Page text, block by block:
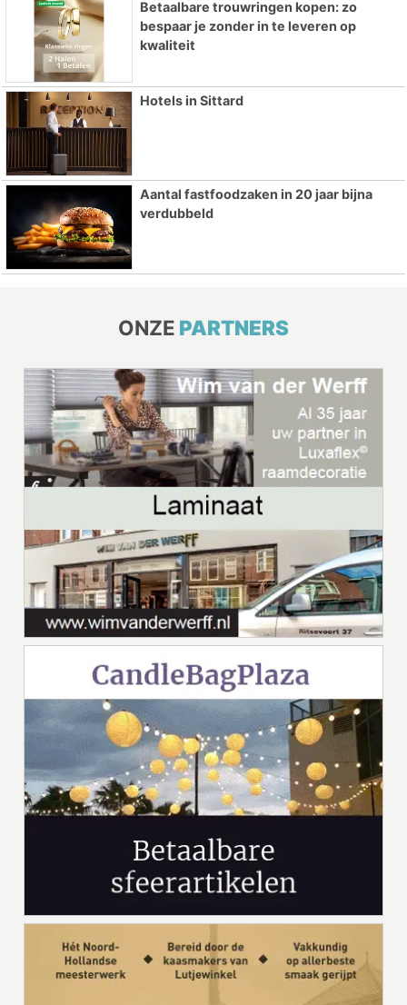
Betaalbare trouwringen kopen: zo
bespaar je zonder in te leveren op
kwaliteit
Hotels in Sittard
Aantal fastfoodzaken in 20 jaar bijna
verdubbeld
ONZE PARTNERS